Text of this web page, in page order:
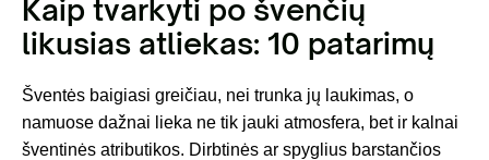
Kaip tvarkyti po švenčių
likusias atliekas: 10 patarimų
Šventės baigiasi greičiau, nei trunka jų laukimas, o
namuose dažnai lieka ne tik jauki atmosfera, bet ir kalnai
šventinės atributikos. Dirbtinės ar spyglius barstančios